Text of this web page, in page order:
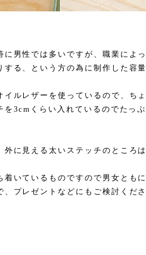
男性では多いですが、職業によっ
る、という方の為に制作した容量
ルレザーを使っているので、ちょ
3cmくらい入れているのでたっぷ
に見える太いステッチのところは
いているものですので男女ともに
プレゼントなどにもご検討くださ